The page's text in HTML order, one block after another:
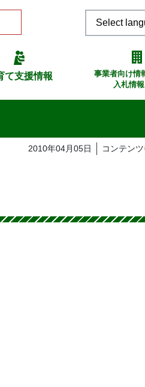
Select
て支援情報
事業者向け情
入札情
2010年04月05日 コンテン